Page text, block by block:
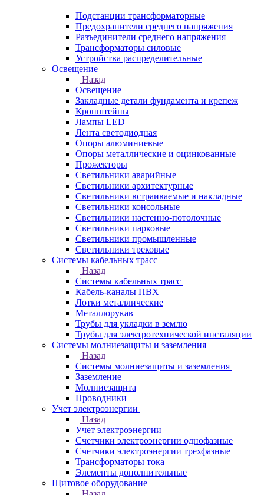
Подстанции трансформаторные
Предохранители среднего напряжения
Разъединители среднего напряжения
Трансформаторы силовые
Устройства распределительные
Освещение
Назад
Освещение
Закладные детали фундамента и крепеж
Кронштейны
Лампы LED
Лента светодиодная
Опоры алюминиевые
Опоры металлические и оцинкованные
Прожекторы
Светильники аварийные
Светильники архитектурные
Светильники встраиваемые и накладные
Светильники консольные
Светильники настенно-потолочные
Светильники парковые
Светильники промышленные
Светильники трековые
Системы кабельных трасс
Назад
Системы кабельных трасс
Кабель-каналы ПВХ
Лотки металлические
Металлорукав
Трубы для укладки в землю
Трубы для электротехнической инсталяции
Системы молниезащиты и заземления
Назад
Системы молниезащиты и заземления
Заземление
Молниезащита
Проводники
Учет электроэнергии
Назад
Учет электроэнергии
Счетчики электроэнергии однофазные
Счетчики электроэнергии трехфазные
Трансформаторы тока
Элементы дополнительные
Щитовое оборудование